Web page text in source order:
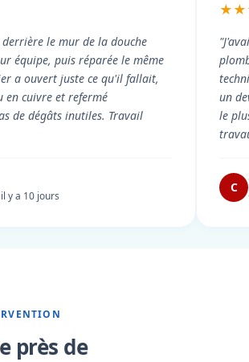
le mur de la douche
équipe, puis réparée le même
a ouvert juste ce qu'il fallait,
en cuivre et refermé
de dégâts inutiles. Travail
y a 10 jours
un
le
C
près de